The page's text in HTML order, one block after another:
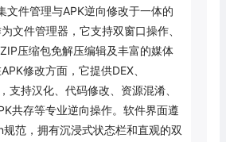
文件管理与APK逆向修改于一体的
文件管理器，它支持双窗口操作、
压缩包免解压编辑及丰富的媒体
修改方面，它提供DEX、
支持汉化、代码修改、资源混淆、
共存等专业逆向操作。软件界面遵
范，拥有沉浸式状态栏和直观的双